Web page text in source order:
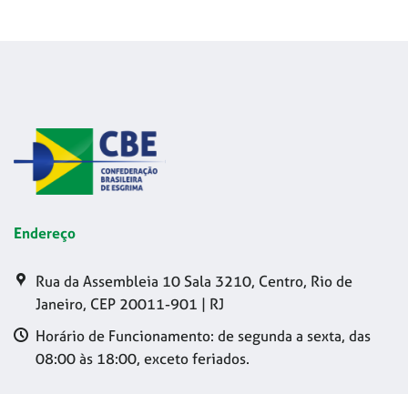
Endereço
Rua da Assembleia 10 Sala 3210, Centro, Rio de
Janeiro, CEP 20011-901 | RJ
Horário de Funcionamento: de segunda a sexta, das
08:00 às 18:00, exceto feriados.